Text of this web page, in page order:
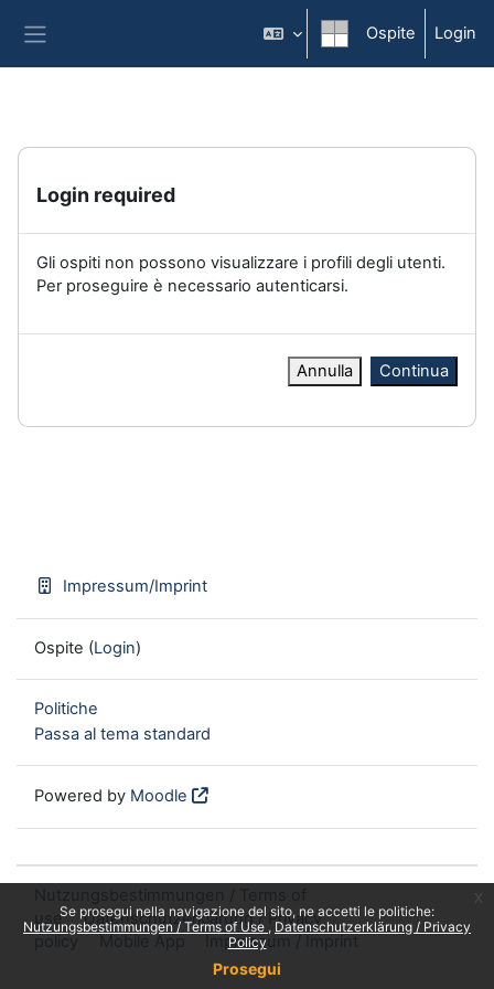
Se prosegui nella navigazione del sito, ne accetti le politiche:
Nutzungsbestimmungen / Terms of Use
Datenschutzerklärung / Privacy
Policy
Prosegui
Ospite Login
Login required
Gli ospiti non possono visualizzare i profili degli utenti.
Per proseguire è necessario autenticarsi.
Annulla Continua
Impressum/Imprint
Ospite (Login)
Politiche
Passa al tema standard
Powered by Moodle
use
Datenschutzerklärung / Privacy
policy
Mobile App Impressum / Imprint